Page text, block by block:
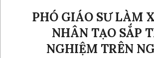
PHÓ GIÁO SƯ LÀM
NHÂN TẠO SẮP
NGHIỆM TRÊN